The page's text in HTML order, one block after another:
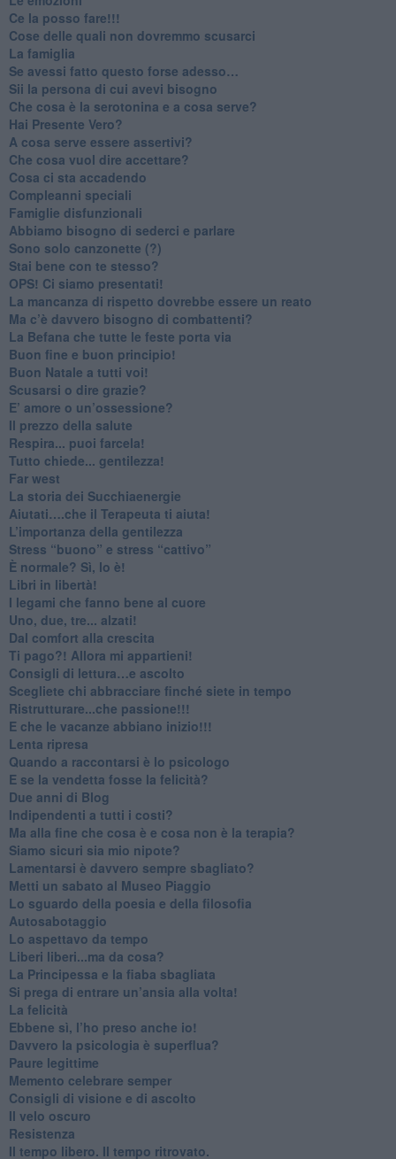
​Ce la posso fare!!!
​Cose delle quali non dovremmo scusarci
​La famiglia
​Se avessi fatto questo forse adesso…
​Sii la persona di cui avevi bisogno
Che cosa è la serotonina e a cosa serve?
​Hai Presente Vero?
A cosa serve essere assertivi?
​Che cosa vuol dire accettare?
​Cosa ci sta accadendo
​Compleanni speciali
​Famiglie disfunzionali
​Abbiamo bisogno di sederci e parlare
Sono solo canzonette (?)
​Stai bene con te stesso?
​OPS! Ci siamo presentati!
​La mancanza di rispetto dovrebbe essere un reato
​Ma c’è davvero bisogno di combattenti?
​La Befana che tutte le feste porta via
Buon fine e buon principio!
​Buon Natale a tutti voi!
​Scusarsi o dire grazie?
​E’ amore o un’ossessione?
​Il prezzo della salute
​Respira... puoi farcela!
​Tutto chiede... gentilezza!
​Far west
​La storia dei Succhiaenergie
​Aiutati….che il Terapeuta ti aiuta!
​L’importanza della gentilezza
​Stress “buono” e stress “cattivo”
​È normale? Sì, lo è!
​Libri in libertà!
​I legami che fanno bene al cuore
Uno, due, tre... alzati!​
​Dal comfort alla crescita
​Ti pago?! Allora mi appartieni!​
​Consigli di lettura…e ascolto
​Scegliete chi abbracciare finché siete in tempo
​Ristrutturare...che passione!!!
​E che le vacanze abbiano inizio!!!
​Lenta ripresa
​Quando a raccontarsi è lo psicologo
​E se la vendetta fosse la felicità?
​Due anni di Blog
​Indipendenti a tutti i costi?
​Ma alla fine che cosa è e cosa non è la terapia?
​Siamo sicuri sia mio nipote?
​Lamentarsi è davvero sempre sbagliato?
​Metti un sabato al Museo Piaggio
​Lo sguardo della poesia e della filosofia
Autosabotaggio
​Lo aspettavo da tempo
​Liberi liberi...ma da cosa?
​La Principessa e la fiaba sbagliata
Si prega di entrare un’ansia alla volta!
​La felicità
​Ebbene sì, l’ho preso anche io!
​Davvero la psicologia è superflua?
Paure legittime
​Memento celebrare semper
​Consigli di visione e di ascolto
​Il velo oscuro
Resistenza
​Il tempo libero. Il tempo ritrovato.